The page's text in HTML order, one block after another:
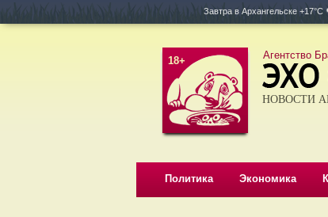
Завтра в Архангельске +17°C
18+ Агентство
НОВОСТИ
Политика Экономика